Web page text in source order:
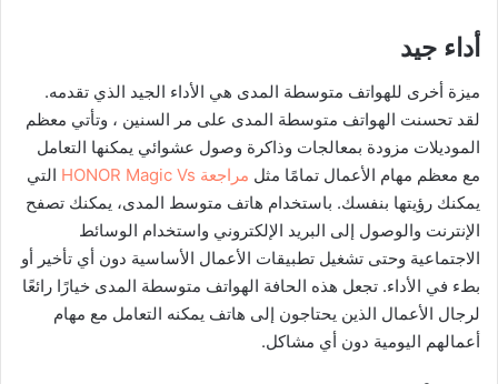
أداء جيد
ميزة أخرى للهواتف متوسطة المدى هي الأداء الجيد الذي تقدمه.
لقد تحسنت الهواتف متوسطة المدى على مر السنين ، وتأتي معظم
الموديلات مزودة بمعالجات وذاكرة وصول عشوائي يمكنها التعامل
مع معظم مهام الأعمال تمامًا مثل مراجعة HONOR Magic Vs
التي
يمكنك رؤيتها بنفسك. باستخدام هاتف متوسط المدى، يمكنك تصفح
الإنترنت والوصول إلى البريد الإلكتروني واستخدام الوسائط
الاجتماعية وحتى تشغيل تطبيقات الأعمال الأساسية دون أي تأخير أو
بطء في الأداء. تجعل هذه الحافة الهواتف متوسطة المدى خيارًا رائعًا
لرجال الأعمال الذين يحتاجون إلى هاتف يمكنه التعامل مع مهام
أعمالهم اليومية دون أي مشاكل.